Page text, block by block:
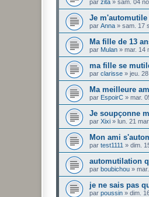
par zita » sam. 04
Je
par Anna » sam. 17
Ma fille de 13
par Mulan » mar. 14
ma fille se
par clarisse » jeu.
Ma meilleure
par EspoirC » mar.
Je soupçonne
par Xixi » lun. 21
Mon ami
par test1111 » dim.
automutilation
par boubichou »
je ne sais pas
par poussin » dim.